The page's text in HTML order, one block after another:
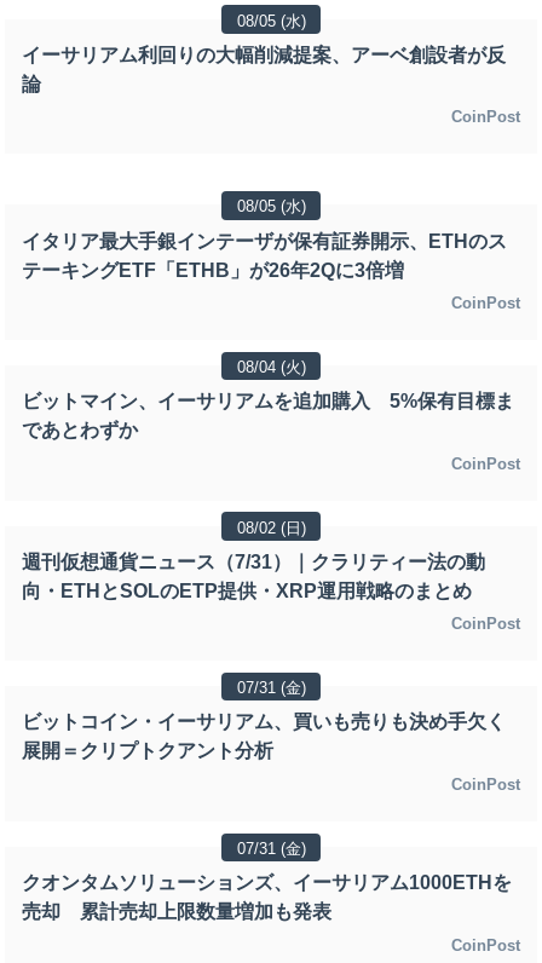
08/05 (水)
イーサリアム利回りの大幅削減提案、アーベ創設者が反
論
CoinPost
08/05 (水)
イタリア最大手銀インテーザが保有証券開示、ETHのス
テーキングETF「ETHB」が26年2Qに3倍増
CoinPost
08/04 (火)
ビットマイン、イーサリアムを追加購入 5%保有目標ま
であとわずか
CoinPost
08/02 (日)
週刊仮想通貨ニュース（7/31）｜クラリティー法の動
向・ETHとSOLのETP提供・XRP運用戦略のまとめ
CoinPost
07/31 (金)
ビットコイン・イーサリアム、買いも売りも決め手欠く
展開＝クリプトクアント分析
CoinPost
07/31 (金)
クオンタムソリューションズ、イーサリアム1000ETHを
売却 累計売却上限数量増加も発表
CoinPost